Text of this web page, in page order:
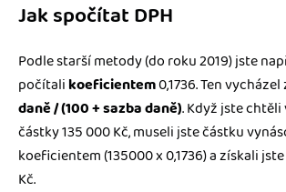
Jak spočítat DPH
Podle starší metody (do roku 2019) jste
počítali koeficientem0,1736. Ten
daně / (100 + sazba daně). Když jste
částky 135 000 Kč, museli jste částku
koeficientem (135000 x 0,1736) a získali jste
Kč.